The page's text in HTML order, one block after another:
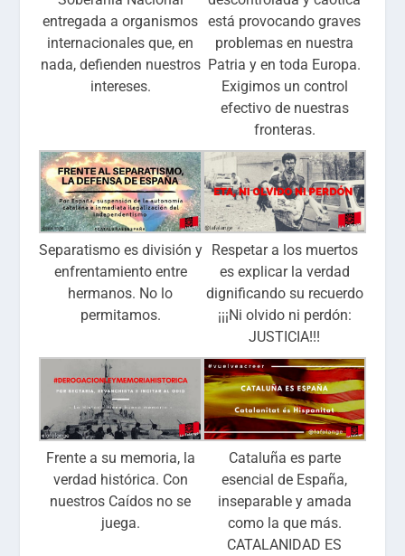
entregada a organismos
internacionales que, en
nada, defienden nuestros
intereses.
está provocando graves
problemas en nuestra
Patria y en toda Europa.
Exigimos un control
efectivo de nuestras
fronteras.
Separatismo es división y
enfrentamiento entre
hermanos. No lo
permitamos.
Respetar a los muertos
es explicar la verdad
dignificando su recuerdo
¡¡¡Ni olvido ni perdón:
JUSTICIA!!!
Frente a su memoria, la
verdad histórica. Con
nuestros Caídos no se
juega.
Cataluña es parte
esencial de España,
inseparable y amada
como la que más.
CATALANIDAD ES